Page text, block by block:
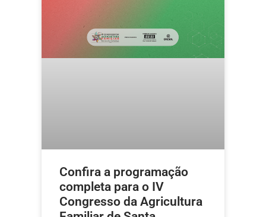
Confira a programação
completa para o IV
Congresso da Agricultura